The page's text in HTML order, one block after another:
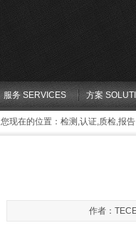
服务 SERVICES 方案
您现在的位置： 检测,认证,质检,报
作者：